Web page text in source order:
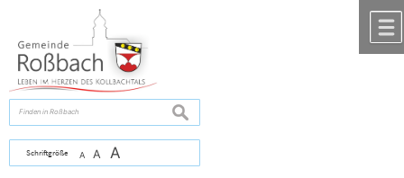
zur Navigation
Schriftgröße A A A
suchen